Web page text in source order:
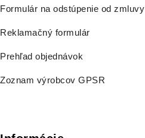
Formulár na odstúpenie od zmluvy
Reklamačný formulár
Prehľad objednávok
Zoznam výrobcov GPSR